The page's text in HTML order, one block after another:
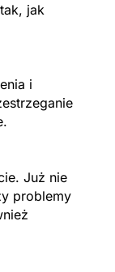
jak
i
Już nie
problemy